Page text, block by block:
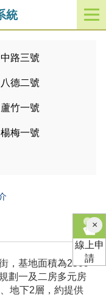
統
開
啟
中路三號
八德二號
蘆竹一號
楊梅一號
，基地面積為2509
劃一及二房多元房
地下2層，約提供
×關
閉
線上申
請